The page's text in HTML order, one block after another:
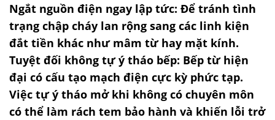
Ngắt nguồn điện ngay lập tức: Để tránh tình
trạng chập cháy lan rộng sang các linh kiện
đắt tiền khác như mâm từ hay mặt kính.
Tuyệt đối không tự ý tháo bếp: Bếp từ hiện
đại có cấu tạo mạch điện cực kỳ phức tạp.
Việc tự ý tháo mở khi không có chuyên môn
có thể làm rách tem bảo hành và khiến lỗi trở